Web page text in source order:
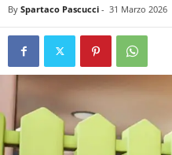
By Spartaco Pascucci - 31 Marzo 2026